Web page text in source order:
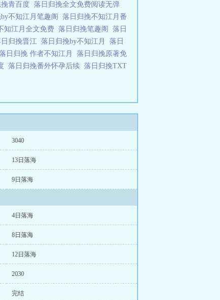
青百度 落日归挽全文免费阅读无弹
不知江月笔趣阁 落日归挽不知江月番
知江月全文免费 落日归挽笔趣阁 落日
归挽晋江 落日归挽by不知江月 落日
日归挽 作者不知江月 落日归挽原著免
落日归挽番外怀孕后续 落日归挽TXT
3040
13日落海
9日落海
4日落海
8日落海
12日落海
2030
完结